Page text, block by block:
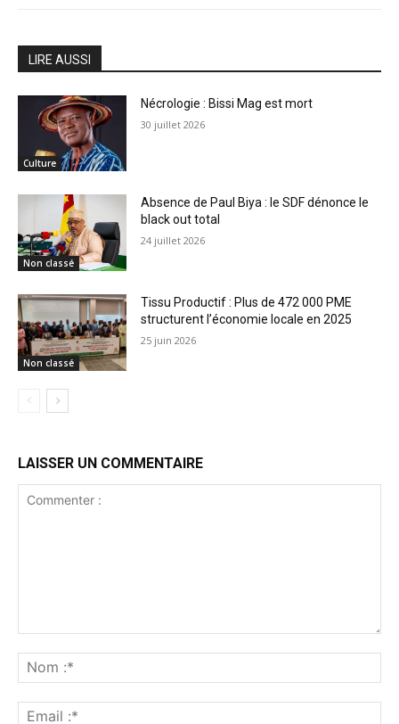
LIRE AUSSI
Culture
Nécrologie : Bissi Mag est mort
30 juillet 2026
Non classé
Absence de Paul Biya : le SDF dénonce le
black out total
24 juillet 2026
Non classé
Tissu Productif : Plus de 472 000 PME
structurent l’économie locale en 2025
25 juin 2026
LAISSER UN COMMENTAIRE
:*